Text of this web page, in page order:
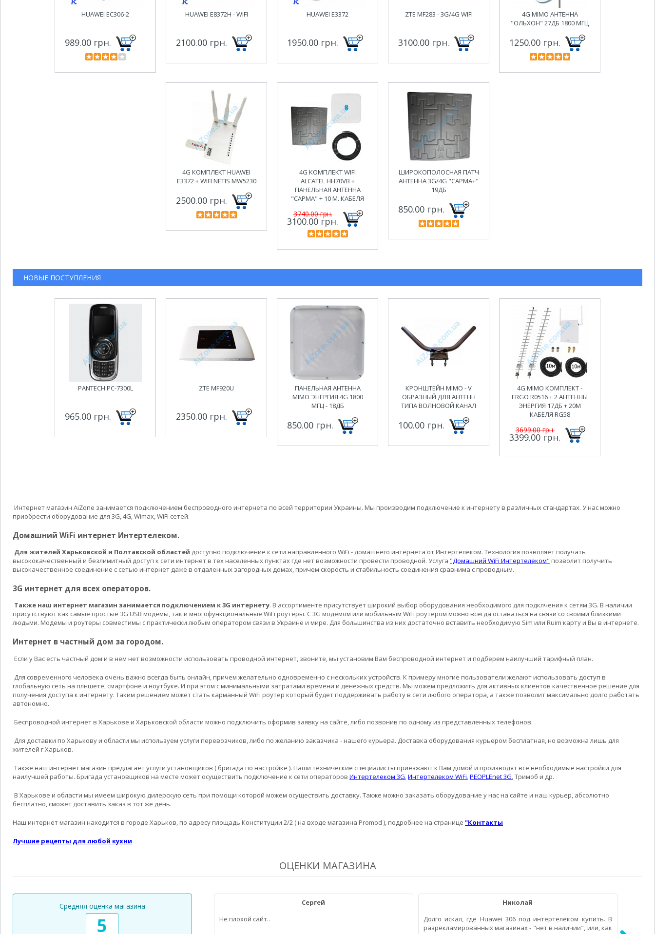
HUAWEI EC306-2
989.00 грн.
HUAWEI E8372H - WIFI
2100.00 грн.
HUAWEI E3372
1950.00 грн.
ZTE MF283 - 3G/4G WIFI
3100.00 грн.
4G MIMO АНТЕННА
"ОЛЬХОН" 27ДБ 1800 МГЦ
1250.00 грн.
4G КОМПЛЕКТ HUAWEI
E3372 + WIFI NETIS MW5230
2500.00 грн.
4G КОМПЛЕКТ WIFI
ALCATEL HH70VB +
ПАНЕЛЬНАЯ АНТЕННА
"САРМА" + 10 М. КАБЕЛЯ
3740.00 грн.
3100.00 грн.
ШИРОКОПОЛОСНАЯ ПАТЧ
АНТЕННА 3G/4G "САРМА+"
19ДБ
850.00 грн.
НОВЫЕ ПОСТУПЛЕНИЯ
PANTECH PC-7300L
965.00 грн.
ZTE MF920U
2350.00 грн.
ПАНЕЛЬНАЯ АНТЕННА
MIMO ЭНЕРГИЯ 4G 1800
МГЦ - 18ДБ
850.00 грн.
КРОНШТЕЙН MIMO - V
ОБРАЗНЫЙ ДЛЯ АНТЕНН
ТИПА ВОЛНОВОЙ КАНАЛ
100.00 грн.
4G MIMO КОМПЛЕКТ -
ERGO R0516 + 2 АНТЕННЫ
ЭНЕРГИЯ 17ДБ + 20М
КАБЕЛЯ RG58
3699.00 грн.
3399.00 грн.
Интернет магазин AiZone занимается подключением беспроводного интернета по всей территории Украины. Мы производим подключение к интернету в различных стандартах. У нас можно
приобрести оборудование для 3G, 4G, Wimax, WiFi сетей.
Домашний WiFi интернет Интертелеком.
Для жителей Харьковской и Полтавской областей доступно подключение к сети направленного WiFi - домашнего интернета от Интертелеком. Технология позволяет получать
высококачественный и безлимитный доступ к сети интернет в тех населенных пунктах где нет возможности провести проводной. Услуга "Домашний WiFi Интертелеком" позволит получить
высокачественное соединение с сетью интернет даже в отдаленных загородных домах, причем скорость и стабильность соединения сравнима с проводным.
3G интернет для всех операторов.
Также наш интернет магазин занимается подключением к 3G интернету. В ассортименте присутствует широкий выбор оборудования необходимого для подклчения к сетям 3G. В наличии
присутствуют как самые простые 3G USB модемы, так и многофункциональные WiFi роутеры. С 3G модемом или мобильным WiFi роутером можно всегда оставаться на связи со своими близкими
людьми. Модемы и роутеры совместимы с практически любым оператором связи в Украине и мире. Для большинства из них достаточно вставить необходимую Sim или Ruim карту и Вы в интернете.
Интернет в частный дом за городом.
Если у Вас есть частный дом и в нем нет возможности использовать проводной интернет, звоните, мы установим Вам беспроводной интернет и подберем наилучший тарифный план.
Для современного человека очень важно всегда быть онлайн, причем желательно одновременно с нескольких устройств. К примеру многие пользователи желают использовать доступ в
глобальную сеть на плншете, смартфоне и ноутбуке. И при этом с минимальными затратами времени и денежных средств. Мы можем предложить для активных клиентов качественное решение для
получения доступа к интернету. Таким решением может стать карманный WiFi роутер который будет поддерживать работу в сети любого оператора, а также позволит максимально долго работать
автономно.
Беспроводной интернет в Харькове и Харьковской области можно подключить оформив заявку на сайте, либо позвонив по одному из представленных телефонов.
Для доставки по Харькову и области мы используем услуги перевозчиков, либо по желанию заказчика - нашего курьера. Доставка оборудования курьером бесплатная, но возможна лишь для
жителей г.Харьков.
Также наш интернет магазин предлагает услуги установщиков ( бригада по настройке ). Наши технические специалисты приезжают к Вам домой и производят все необходимые настройки для
наилучшей работы. Бригада установщиков на месте может осуществить подключение к сети операторов Интертелеком 3G,Интертелеком WiFi,PEOPLEnet 3G, Тримоб и др.
В Харькове и области мы имеем широкую дилерскую сеть при помощи которой можем осуществить доставку. Также можно заказать оборудование у нас на сайте и наш курьер, абсолютно
бесплатно, сможет доставить заказ в тот же день.
Наш интернет магазин находится в городе Харьков, по адресу площадь Конституции 2/2 ( на входе магазина Promod ), подробнее на странице "Контакты
Лучшие рецепты для любой кухни
ОЦЕНКИ МАГАЗИНА
Средняя оценка магазина
5
Сергей
Не плохой сайт..
Николай
Долго искал, где Huawei 306 под интертелеком купить. В
разрекламированных магазинах - "нет в наличии", или, как